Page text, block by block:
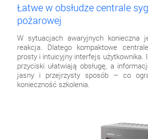
Łatwe w obsłudze centrale
pożarowej
W sytuacjach awaryjnych konieczna
reakcja. Dlatego kompaktowe
prosty i intuicyjny interfejs użytkownika.
przyciski ułatwiają obsługę, a
jasny i przejrzysty sposób – co
konieczność szkolenia.